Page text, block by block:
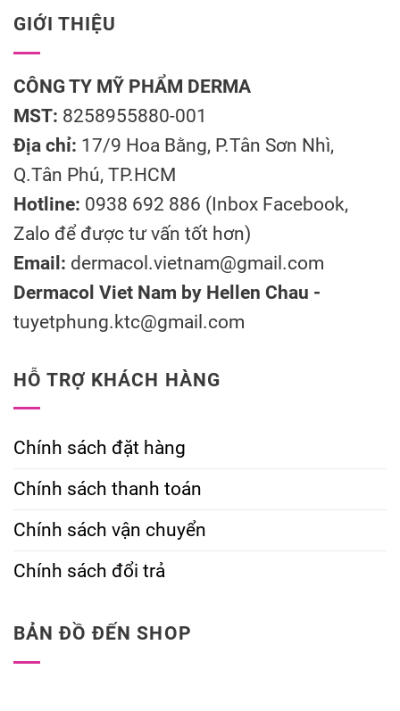
GIỚI THIỆU
CÔNG TY MỸ PHẨM DERMA
MST: 8258955880-001
Địa chỉ: 17/9 Hoa Bằng, P.Tân Sơn Nhì,
Q.Tân Phú, TP.HCM
Hotline: 0938 692 886 (Inbox Facebook,
Zalo để được tư vấn tốt hơn)
Email: dermacol.vietnam@gmail.com
Dermacol Viet Nam by Hellen Chau -
tuyetphung.ktc@gmail.com
HỖ TRỢ KHÁCH HÀNG
Chính sách đặt hàng
Chính sách thanh toán
Chính sách vận chuyển
Chính sách đổi trả
BẢN ĐỒ ĐẾN SHOP